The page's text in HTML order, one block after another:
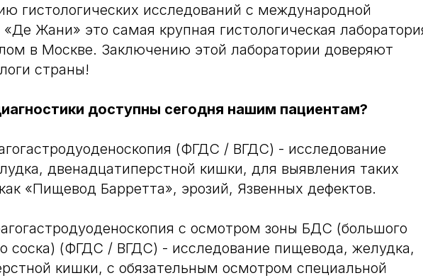
гистологических исследований с международной
Жани» это самая крупная гистологическая
в Москве. Заключению этой лаборатории доверяют
страны!
доступны сегодня нашим пациентам?
(ФГДС / ВГДС) - исследование
двенадцатиперстной кишки, для выявления таких
«Пищевод Барретта», эрозий, Язвенных дефектов.
с осмотром зоны БДС (большого
соска) (ФГДС / ВГДС) - исследование пищевода, желудка,
кишки, с обязательным осмотром специальной